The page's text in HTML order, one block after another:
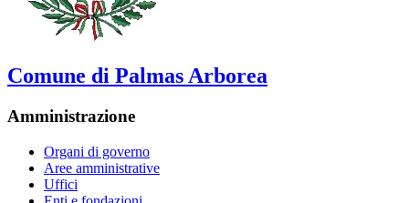
Comune di Palmas Arborea
Amministrazione
Organi di governo
Aree amministrative
Uffici